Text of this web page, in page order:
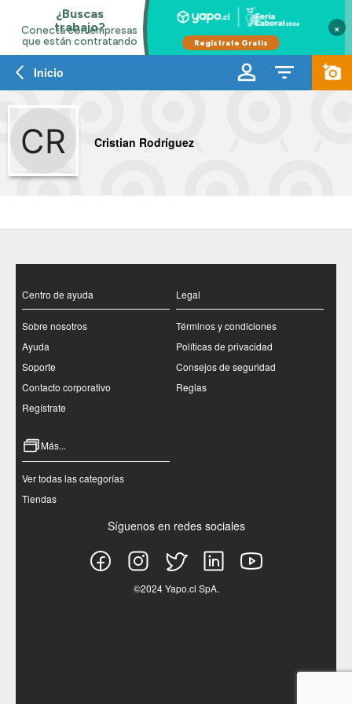
×
Inicio
Cristian Rodríguez
Centro de ayuda
Sobre nosotros
Ayuda
Soporte
Contacto corporativo
Regístrate
Legal
Términos y condiciones
Políticas de privacidad
Consejos de seguridad
Reglas
Más...
Ver todas las categorías
Tiendas
Síguenos en redes sociales
©2024 Yapo.cl SpA.